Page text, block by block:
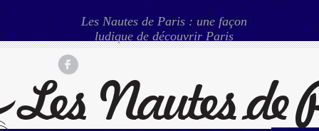
Les Nautes de Paris : une façon
ludique de découvrir Paris